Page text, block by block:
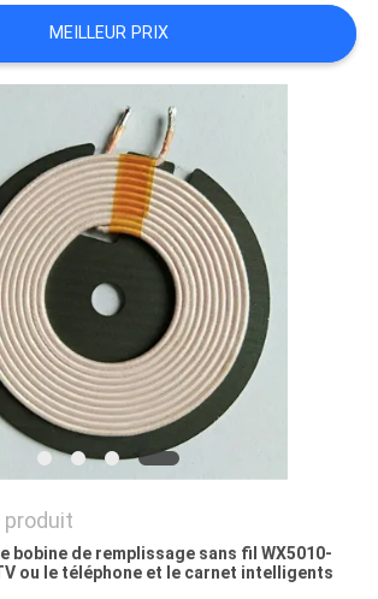
MEILLEUR PRIX
produit
bobine de remplissage sans fil WX5010-
ou le téléphone et le carnet intelligents